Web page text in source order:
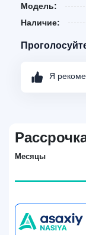
Модель:
Наличие:
Я
Месяцы